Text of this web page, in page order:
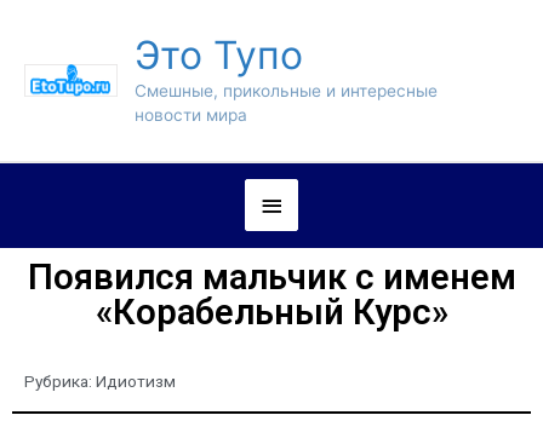
Это Тупо
Смешные, прикольные и интересные
новости мира
Появился мальчик с именем
«Корабельный Курс»
Рубрика: Идиотизм